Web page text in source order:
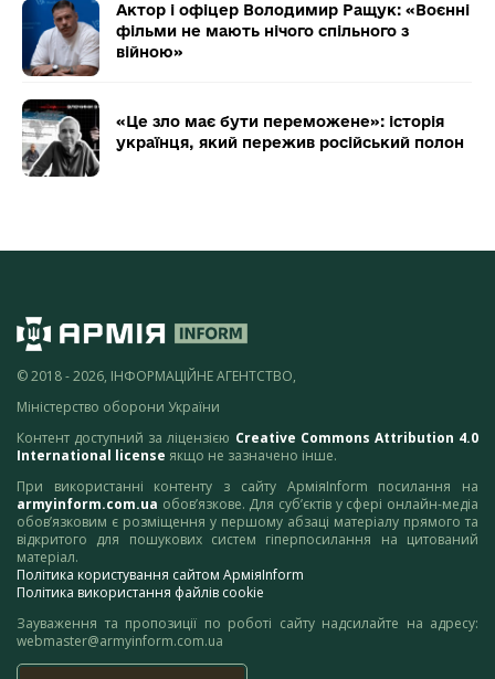
Актор і офіцер Володимир Ращук: «Воєнні
фільми не мають нічого спільного з
війною»
«Це зло має бути переможене»: історія
українця, який пережив російський полон
© 2018 - 2026, ІНФОРМАЦІЙНЕ АГЕНТСТВО,
Міністерство оборони України
Контент доступний за ліцензією Creative Commons Attribution 4.0
International license якщо не зазначено інше.
При використанні контенту з сайту АрміяInform посилання на
armyinform.com.ua обов’язкове. Для суб’єктів у сфері онлайн-медіа
обов’язковим є розміщення у першому абзаці матеріалу прямого та
відкритого для пошукових систем гіперпосилання на цитований
матеріал.
Політика користування сайтом АрміяInform
Політика використання файлів cookie
Зауваження та пропозиції по роботі сайту надсилайте на адресу:
webmaster@armyinform.com.ua